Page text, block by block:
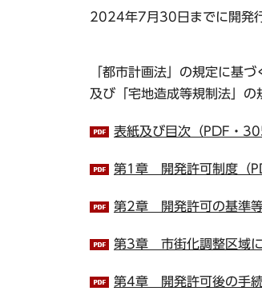
2024年7月30日までに開発
「都市計画法」の規定に基
及び「宅地造成等規制法」
表紙及び目次（PDF・
第1章 開発許可制度（
第2章 開発許可の基準
第3章 市街化調整区域
第4章 開発許可後の手